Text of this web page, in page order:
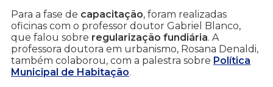
Para a fase de capacitação, foram realizadas
oficinas com o professor doutor Gabriel Blanco,
que falou sobre regularização fundiária. A
professora doutora em urbanismo, Rosana Denaldi,
também colaborou, com a palestra sobre Política
Municipal de Habitação.